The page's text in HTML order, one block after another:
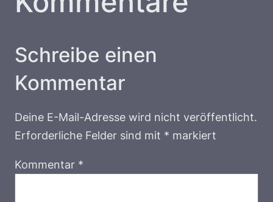
Schreibe einen
Kommentar
Deine E-Mail-Adresse wird nicht veröffentlicht.
Erforderliche Felder sind mit * markiert
Kommentar *